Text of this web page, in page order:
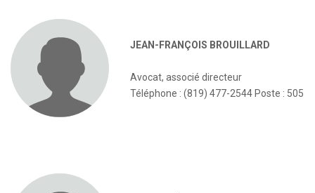
JEAN-FRANÇOIS BROUILLARD
Avocat, associé directeur
Téléphone : (819) 477-2544 Poste : 505